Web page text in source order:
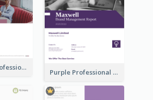
Clean And Professional Business Report Design Ideas
Purple Professional Branding Auditing Report Templates